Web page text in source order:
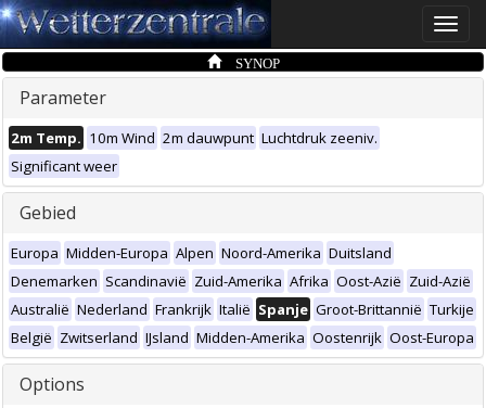
Toggle
SYNOP
Parameter
2m Temp. 10m Wind 2m dauwpunt Luchtdruk zeeniv.
Significant weer
Gebied
Europa Midden-Europa Alpen Noord-Amerika Duitsland
Denemarken Scandinavië Zuid-Amerika Afrika Oost-Azië Zuid-Azië
Australië Nederland Frankrijk Italië Spanje Groot-Brittannië Turkije
België Zwitserland IJsland Midden-Amerika Oostenrijk Oost-Europa
Options